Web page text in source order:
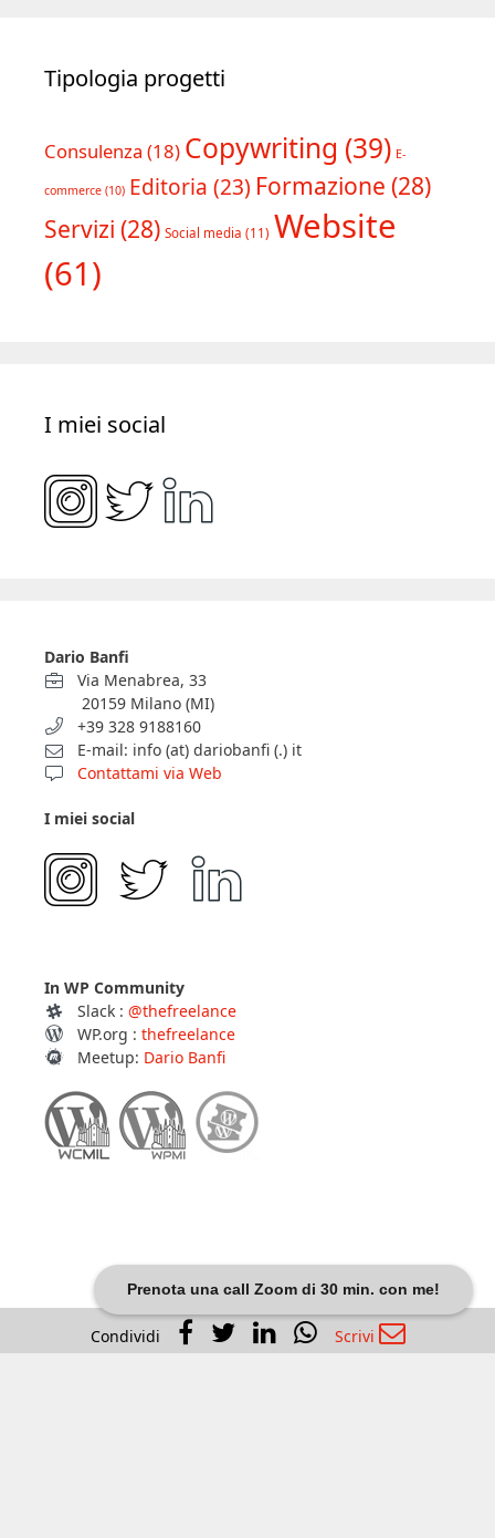
Prenota una call Zoom di 30 min. con me!
Tipologia progetti
Consulenza(18) Copywriting(39)
commerce
I miei social
Dario Banfi
Via Menabrea, 33
20159 Milano (MI)
E-mail: info (at) dariobanfi (.) it
Contattami via Web
I miei social
In WP Community
Slack :
@thefreelance
WP.org :thefreelance
Meetup:Dario Banfi
Condividi Scrivi